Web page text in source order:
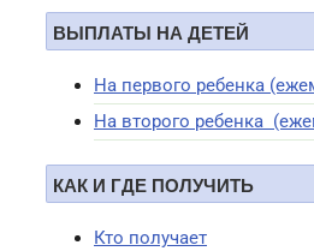
ВЫПЛАТЫ НА ДЕТЕЙ
На первого ребенка
На второго ребенка
КАК И ГДЕ ПОЛУЧИТЬ
Кто получает